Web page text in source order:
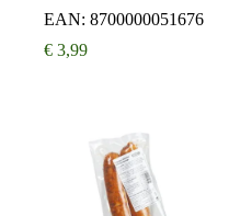
EAN: 8700000051676
€ 3,99